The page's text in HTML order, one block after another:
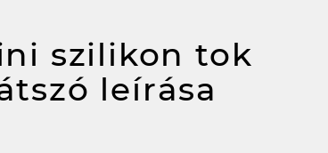
szilikon tok
leírása